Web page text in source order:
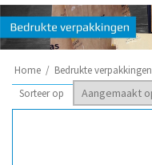
Home / Bedrukte verpakkingen
Sorteer op